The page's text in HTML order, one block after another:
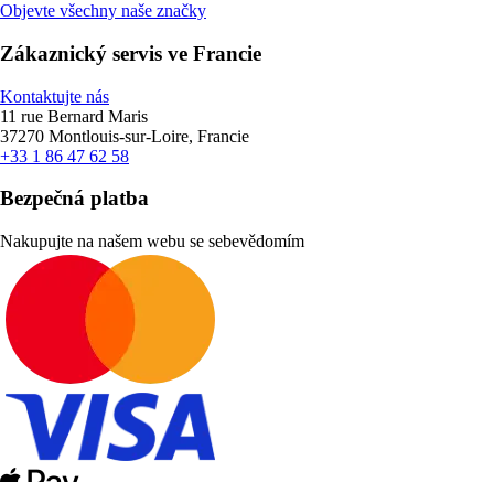
Objevte všechny naše značky
Zákaznický servis ve Francie
Kontaktujte nás
11 rue Bernard Maris
37270 Montlouis-sur-Loire, Francie
+33 1 86 47 62 58
Bezpečná platba
Nakupujte na našem webu se sebevědomím